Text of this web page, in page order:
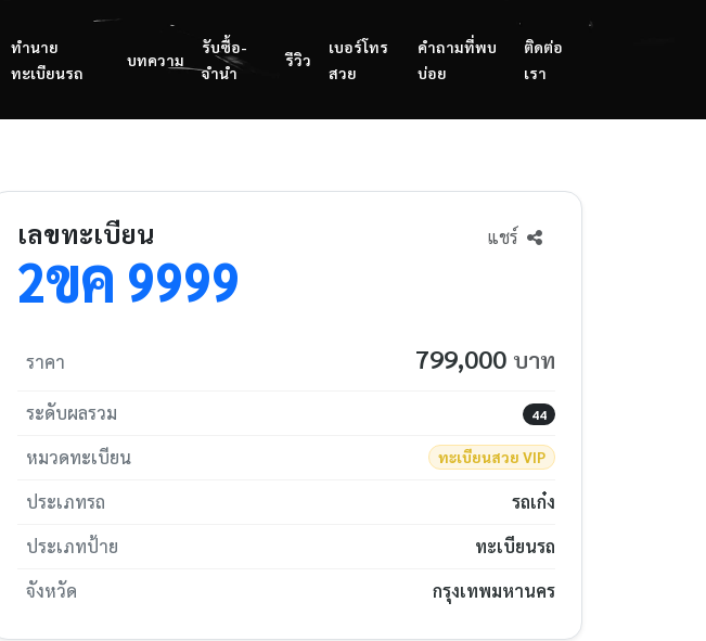
ทำนาย
ทะเบียนรถ
บทความ
รับซื้อ-
จำนำ
รีวิว
เบอร์โทร
สวย
คำถามที่พบ
บ่อย
ติดต่อ
เรา
เลขทะเบียน
2ขค 9999
แชร์
ราคา 799,000 บาท
ระดับผลรวม 44
หมวดทะเบียน ทะเบียนสวย VIP
ประเภทรถ
รถเก๋ง
ประเภทป้าย
ทะเบียนรถ
จังหวัด
กรุงเทพมหานคร